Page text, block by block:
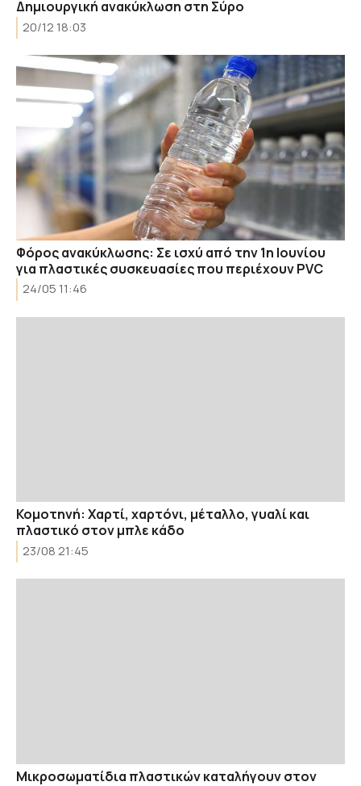
Δημιουργική ανακύκλωση στη Σύρο
20/12 18:03
Φόρος ανακύκλωσης: Σε ισχύ από την 1η Ιουνίου
για πλαστικές συσκευασίες που περιέχουν PVC
24/05 11:46
Κομοτηνή: Χαρτί, χαρτόνι, μέταλλο, γυαλί και
πλαστικό στον μπλε κάδο
23/08 21:45
Μικροσωματίδια πλαστικών καταλήγουν στον